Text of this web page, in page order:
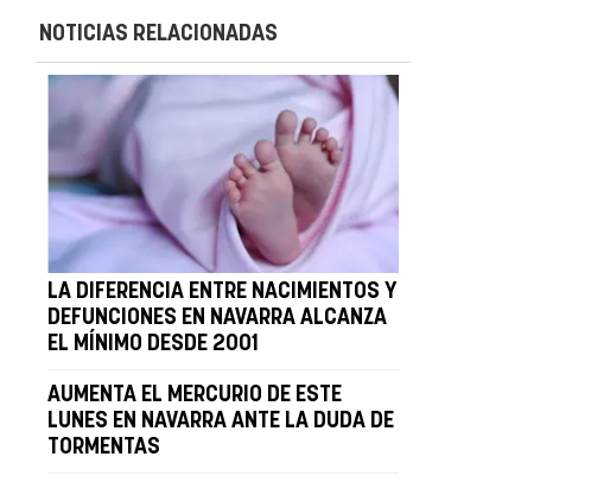
NOTICIAS RELACIONADAS
LA DIFERENCIA ENTRE NACIMIENTOS Y
DEFUNCIONES EN NAVARRA ALCANZA
EL MÍNIMO DESDE 2001
AUMENTA EL MERCURIO DE ESTE
LUNES EN NAVARRA ANTE LA DUDA DE
TORMENTAS